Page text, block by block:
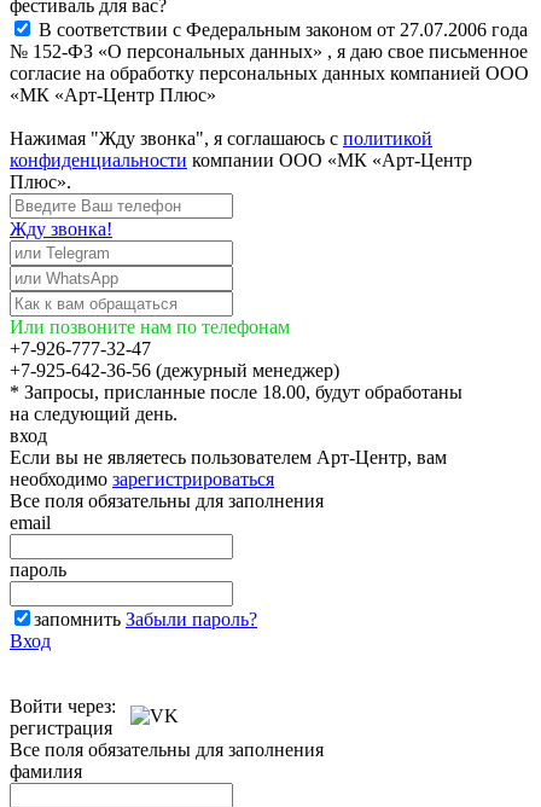
фестиваль для вас?
В соответствии с Федеральным законом от 27.07.2006 года
№ 152-ФЗ «О персональных данных» , я даю свое письменное
согласие на обработку персональных данных компанией ООО
«МК «Арт-Центр Плюс»
Нажимая "Жду звонка", я соглашаюсь с политикой
конфиденциальности компании ООО «МК «Арт-Центр
Плюс».
Жду звонка!
Или позвоните нам по телефонам
+7-926-777-32-47
+7-925-642-36-56 (дежурный менеджер)
* Запросы, присланные после 18.00, будут обработаны
на следующий день.
вход
Если вы не являетесь пользователем Арт-Центр, вам
необходимо зарегистрироваться
Все поля обязательны для заполнения
email
пароль
запомнить Забыли пароль?
Вход
Войти через:
регистрация
Все поля обязательны для заполнения
фамилия